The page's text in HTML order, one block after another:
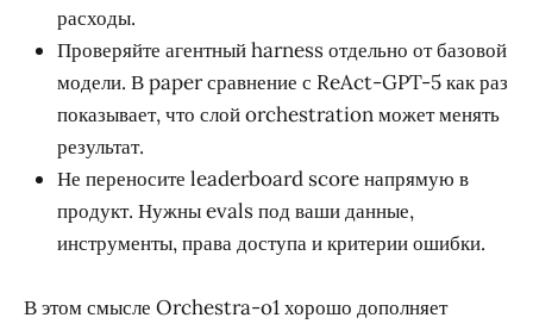
расходы.
Проверяйте агентный harness отдельно от базовой
модели. В paper сравнение с ReAct-GPT-5 как раз
показывает, что слой orchestration может менять
результат.
Не переносите leaderboard score напрямую в
продукт. Нужны evals под ваши данные,
инструменты, права доступа и критерии ошибки.
В этом смысле Orchestra-o1 хорошо дополняет